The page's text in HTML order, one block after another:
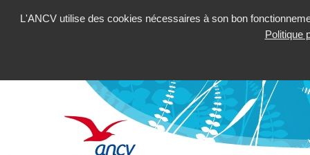
L'ANCV utilise des cookies nécessaires à son bon
Politique